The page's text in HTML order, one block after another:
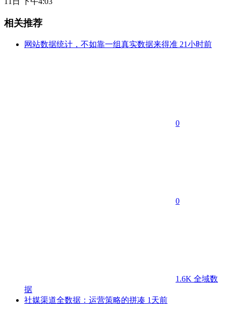
相关推荐
网站数据统计，不如靠一组真实数据来得准 21小时前
0
0
1.6K 全域数
据
社媒渠道全数据：运营策略的拼凑 1天前